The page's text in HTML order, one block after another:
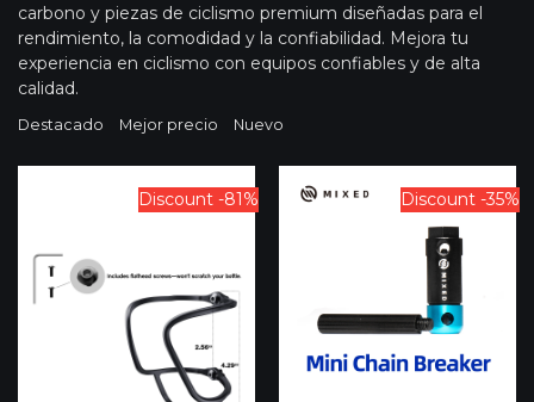
carbono y piezas de ciclismo premium diseñadas para el
rendimiento, la comodidad y la confiabilidad. Mejora tu
experiencia en ciclismo con equipos confiables y de alta
calidad.
Destacado Mejor precio Nuevo
Discount -81% Discount -35%